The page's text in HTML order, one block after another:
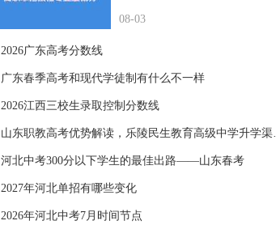
08-03
2026广东高考分数线
广东春季高考和现代学徒制有什么不一样
2026江西三校生录取控制分数线
山东职教高考优势解读，乐陵民生教育高级中学升学渠道更广
河北中考300分以下学生的最佳出路——山东春考
2027年河北单招有哪些变化
2026年河北中考7月时间节点